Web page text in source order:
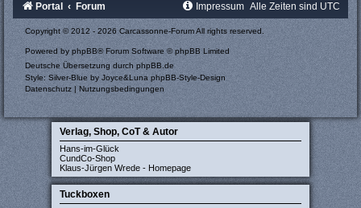
Portal Forum Alle Zeiten sind UTC
Impressum
Copyright © 2012 - 2026 Carcassonne-Forum All rights reserved.
Powered by phpBB® Forum Software © phpBB Limited
Deutsche Übersetzung durchphpBB.de
Style: Silver-Blue by Joyce&LunaphpBB-Style-Design
Datenschutz |Nutzungsbedingungen
Verlag, Shop, CoT & Autor
Hans-im-Glück
CundCo-Shop
Klaus-Jürgen Wrede - Homepage
Tuckboxen